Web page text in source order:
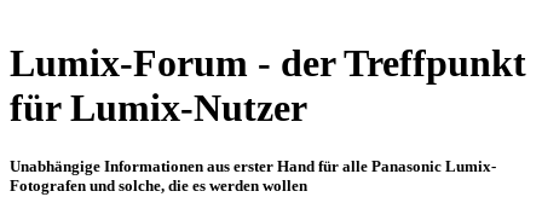
Lumix-Forum - der Treffpunkt
für Lumix-Nutzer
Unabhängige Informationen aus erster Hand für alle Panasonic Lumix-
Fotografen und solche, die es werden wollen